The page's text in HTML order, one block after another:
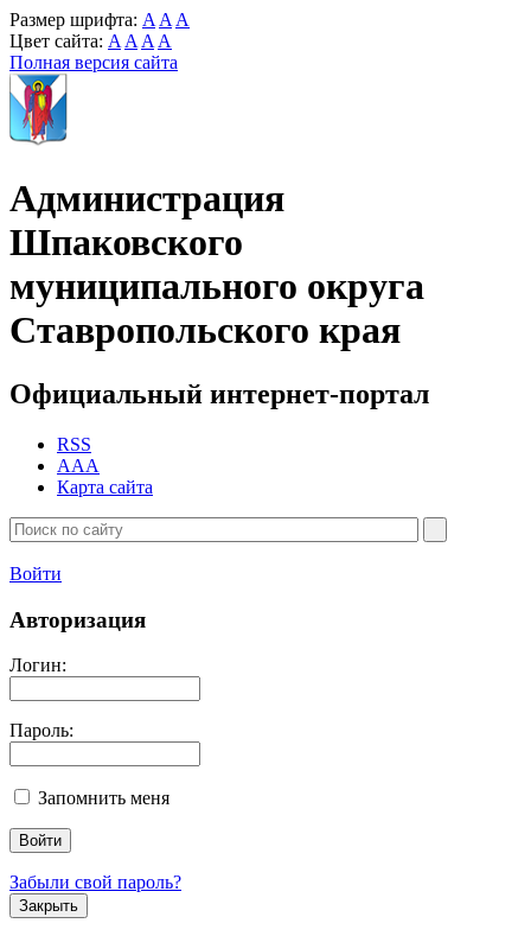
Размер шрифта: A A A
Цвет сайта: A A A A
Полная версия сайта
Администрация
Шпаковского
муниципального округа
Ставропольского края
Официальный интернет-портал
RSS
AAA
Карта сайта
Войти
Авторизация
Логин:
Пароль:
Запомнить меня
Забыли свой пароль?
Закрыть